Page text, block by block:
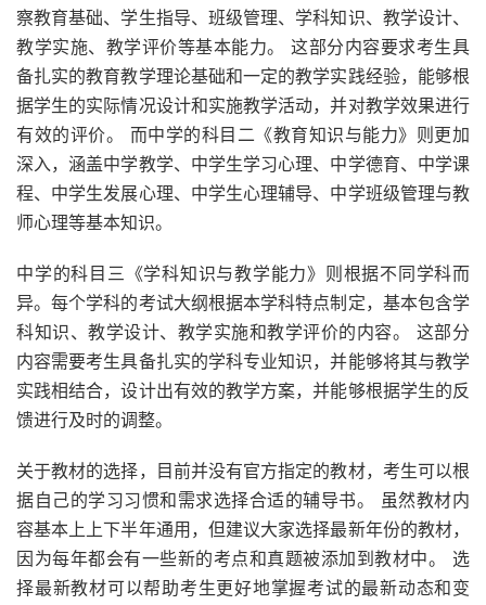
察教育基础、学生指导、班级管理、学科知识、教学设计、
教学实施、教学评价等基本能力。 这部分内容要求考生具
备扎实的教育教学理论基础和一定的教学实践经验，能够根
据学生的实际情况设计和实施教学活动，并对教学效果进行
有效的评价。 而中学的科目二《教育知识与能力》则更加
深入，涵盖中学教学、中学生学习心理、中学德育、中学课
程、中学生发展心理、中学生心理辅导、中学班级管理与教
师心理等基本知识。
中学的科目三《学科知识与教学能力》则根据不同学科而
异。每个学科的考试大纲根据本学科特点制定，基本包含学
科知识、教学设计、教学实施和教学评价的内容。 这部分
内容需要考生具备扎实的学科专业知识，并能够将其与教学
实践相结合，设计出有效的教学方案，并能够根据学生的反
馈进行及时的调整。
关于教材的选择，目前并没有官方指定的教材，考生可以根
据自己的学习习惯和需求选择合适的辅导书。 虽然教材内
容基本上上下半年通用，但建议大家选择最新年份的教材，
因为每年都会有一些新的考点和真题被添加到教材中。 选
择最新教材可以帮助考生更好地掌握考试的最新动态和变